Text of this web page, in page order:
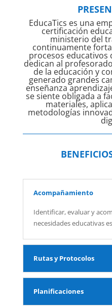
EducaTics es una
certificación
ministerio del
continuamente
procesos educativos
dedican al
de la educación y
generado grandes
enseñanza
se siente obligada a
materiales,
metodologías
Acompañamiento
Identificar, evaluar y
necesidades educativas
Rutas y Protocolos
Planificaciones